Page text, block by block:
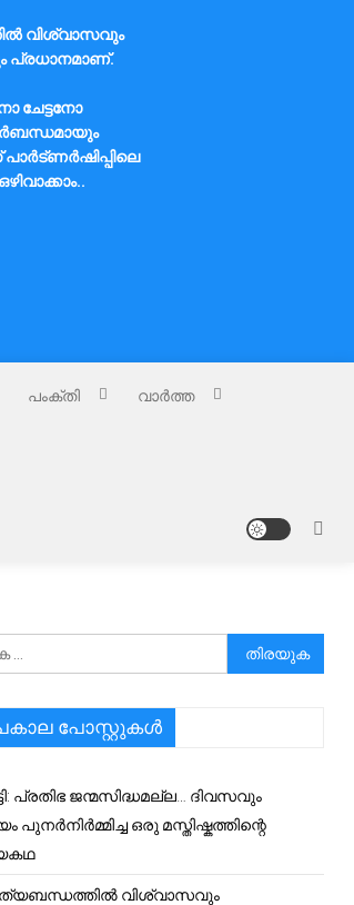
വിശ്വാസവും
പ്രധാനമാണ്.
ചേട്ടനോ
പംക്തി വാർത്ത
അനേഷിക്കുക
പോസ്റ്റുകൾ
പ്രതിഭ ജന്മസിദ്ധമല്ല… ദിവസവും
പുനർനിർമ്മിച്ച ഒരു മസ്തിഷ്കത്തിന്റെ
വിശ്വാസവും